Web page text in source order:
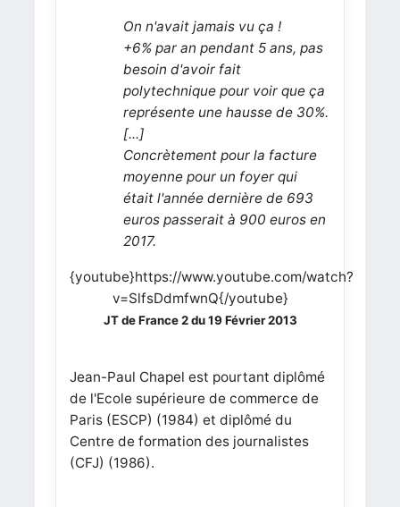
On n'avait jamais vu ça !
+6% par an pendant 5 ans, pas
besoin d'avoir fait
polytechnique pour voir que ça
représente une hausse de 30%.
[...]
Concrètement pour la facture
moyenne pour un foyer qui
était l'année dernière de 693
euros passerait à 900 euros en
2017.
{youtube}https://www.youtube.com/watch?
v=SlfsDdmfwnQ{/youtube}
JT de France 2 du 19 Février 2013
Jean-Paul Chapel est pourtant diplômé
de l'Ecole supérieure de commerce de
Paris (ESCP) (1984) et diplômé du
Centre de formation des journalistes
(CFJ) (1986).